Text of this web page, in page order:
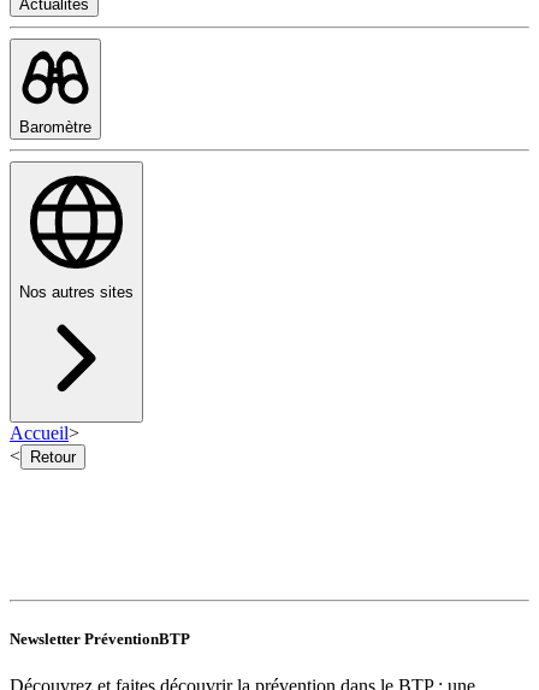
Actualités
Baromètre
Nos autres sites
Accueil>
<
Retour
Newsletter PréventionBTP
Découvrez et faites découvrir la prévention dans le BTP : une